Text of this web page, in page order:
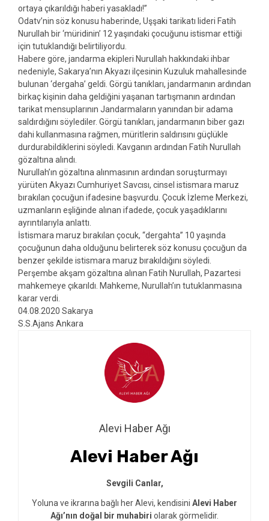
ortaya çıkarıldığı haberi yasakladı!”
Odatv’nin söz konusu haberinde, Uşşaki tarikatı lideri Fatih
Nurullah bir ‘müridinin’ 12 yaşındaki çocuğunu istismar ettiği
için tutuklandığı belirtiliyordu.
Habere göre, jandarma ekipleri Nurullah hakkındaki ihbar
nedeniyle, Sakarya’nın Akyazı ilçesinin Kuzuluk mahallesinde
bulunan ‘dergaha’ geldi. Görgü tanıkları, jandarmanın ardından
birkaç kişinin daha geldiğini yaşanan tartışmanın ardından
tarikat mensuplarının Jandarmaların yanından bir adama
saldırdığını söylediler. Görgü tanıkları, jandarmanın biber gazı
dahi kullanmasına rağmen, müritlerin saldırısını güçlükle
durdurabildiklerini söyledi. Kavganın ardından Fatih Nurullah
gözaltına alındı.
Nurullah’ın gözaltına alınmasının ardından soruşturmayı
yürüten Akyazı Cumhuriyet Savcısı, cinsel istismara maruz
bırakılan çocuğun ifadesine başvurdu. Çocuk İzleme Merkezi,
uzmanların eşliğinde alınan ifadede, çocuk yaşadıklarını
ayrıntılarıyla anlattı.
İstismara maruz bırakılan çocuk, “dergahta” 10 yaşında
çocuğunun daha olduğunu belirterek söz konusu çocuğun da
benzer şekilde istismara maruz bırakıldığını söyledi.
Perşembe akşam gözaltına alınan Fatih Nurullah, Pazartesi
mahkemeye çıkarıldı. Mahkeme, Nurullah’ın tutuklanmasına
karar verdi.
04.08.2020 Sakarya
S.S.Ajans Ankara
Alevi Haber Ağı
Alevi Haber Ağı
Sevgili Canlar,
Yoluna ve ikrarına bağlı her Alevi, kendisini Alevi Haber
Ağı’nın doğal bir muhabiri olarak görmelidir.